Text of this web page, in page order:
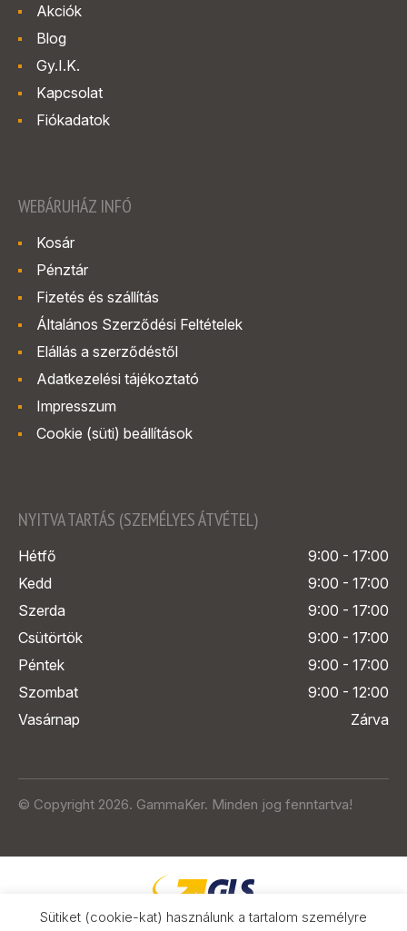
Akciók
Blog
Gy.I.K.
Kapcsolat
Fiókadatok
WEBÁRUHÁZ INFÓ
Kosár
Pénztár
Fizetés és szállítás
Általános Szerződési Feltételek
Elállás a szerződéstől
Adatkezelési tájékoztató
Impresszum
Cookie (süti) beállítások
NYITVA TARTÁS (SZEMÉLYES ÁTVÉTEL)
Hétfő
9:00 - 17:00
Kedd
9:00 - 17:00
Szerda
9:00 - 17:00
Csütörtök
9:00 - 17:00
Péntek
9:00 - 17:00
Szombat
9:00 - 12:00
Vasárnap
Zárva
© Copyright 2026. GammaKer. Minden jog fenntartva!
Sütiket (cookie-kat) használunk a tartalom személyre